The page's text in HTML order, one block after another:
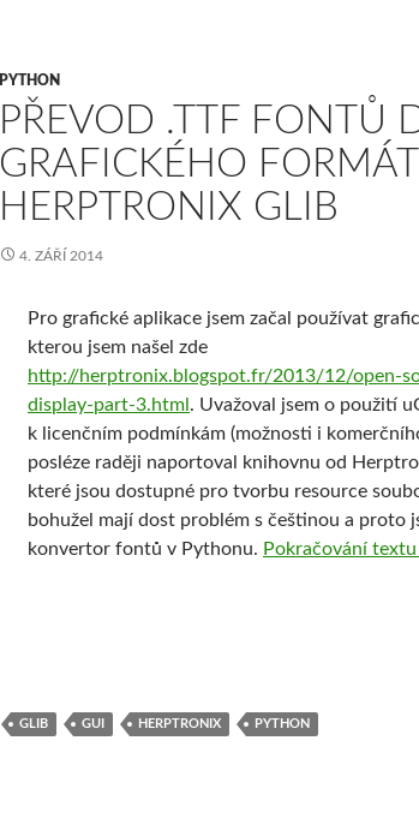
PYTHON
PŘEVOD .TTF FONTŮ
GRAFICKÉHO
HERPTRONIX GLIB
4. ZÁŘÍ 2014
Pro grafické aplikace jsem začal používat
kterou jsem našel zde
http://herptronix.blogspot.fr/2013/12/open-
display-part-3.html . Uvažoval jsem o použití
k licenčním podmínkám (možnosti i
posléze raději naportoval knihovnu od
které jsou dostupné pro tvorbu resource
bohužel mají dost problém s češtinou a proto
konvertor fontů v Pythonu. Pokračování textu
GLIB GUI HERPTRONIX PYTHON